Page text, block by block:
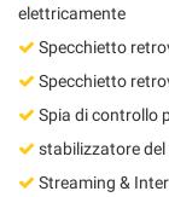
elettricamente
Specchietto
Specchietto
Spia di controllo
stabilizzatore del
Streaming &